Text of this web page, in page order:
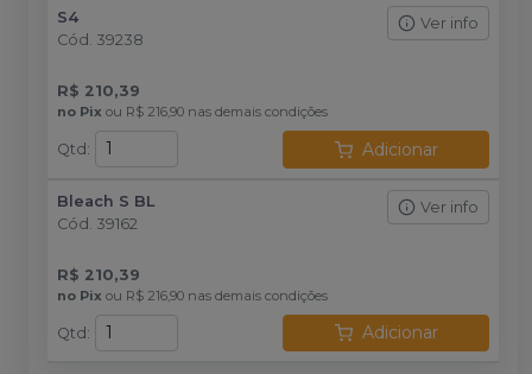
S4
Cód. 39238
Ver info
R$ 210,39
no Pix ou R$ 216,90 nas demais condições
Qtd : Adicionar
Bleach S BL
Cód. 39162
Ver info
R$ 210,39
no Pix ou R$ 216,90 nas demais condições
Qtd: Adicionar